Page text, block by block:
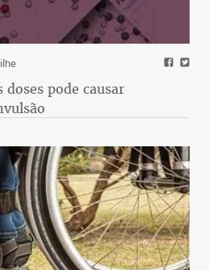
pode causar